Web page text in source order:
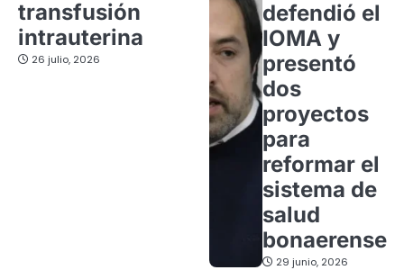
transfusión
intrauterina
26 julio, 2026
defendió el
IOMA y
presentó
dos
proyectos
para
reformar el
sistema de
salud
bonaerense
29 junio, 2026